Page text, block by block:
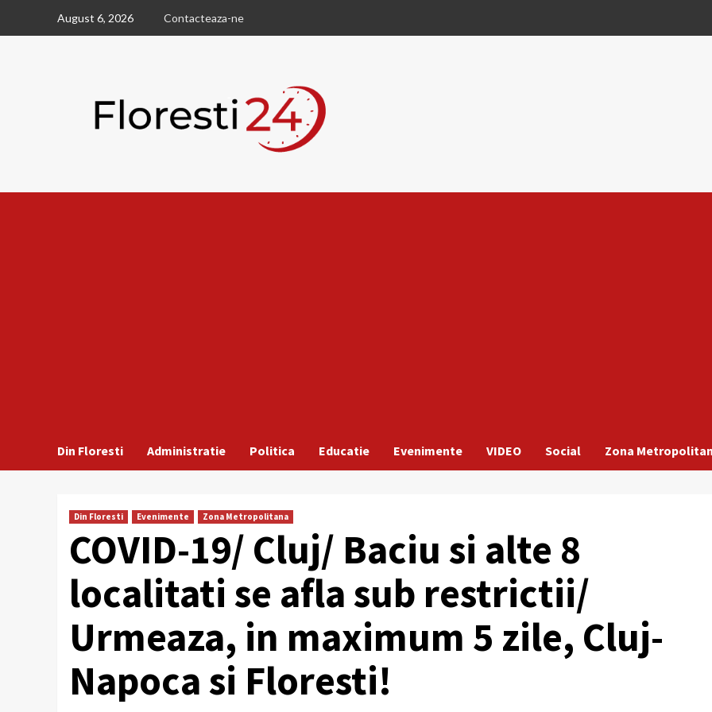
August 6, 2026 Contacteaza-ne
Din Floresti Administratie Politica Educatie Evenimente VIDEO Social Zona
Din Floresti Evenimente Zona Metropolitana
COVID-19/ Cluj/ Baciu si alte 8
localitati se afla sub restrictii/
Urmeaza, in maximum 5 zile, Cluj-
Napoca si Floresti!